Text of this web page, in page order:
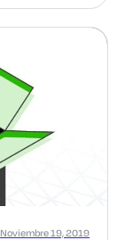
Noviembre 19, 2019